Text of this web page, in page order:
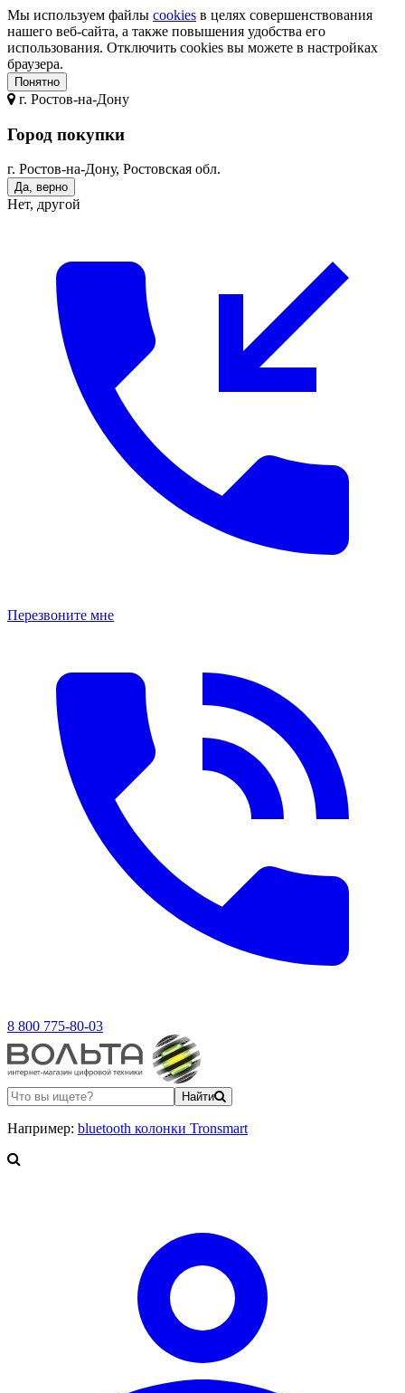
Мы используем файлы cookies в целях совершенствования
нашего веб-сайта, а также повышения удобства его
использования. Отключить cookies вы можете в настройках
браузера.
Понятно
г. Ростов-на-Дону
Город покупки
г. Ростов-на-Дону, Ростовская обл.
Да, верно
Нет, другой
Перезвоните мне
8 800 775-80-03
Найти
Например: bluetooth колонки Tronsmart